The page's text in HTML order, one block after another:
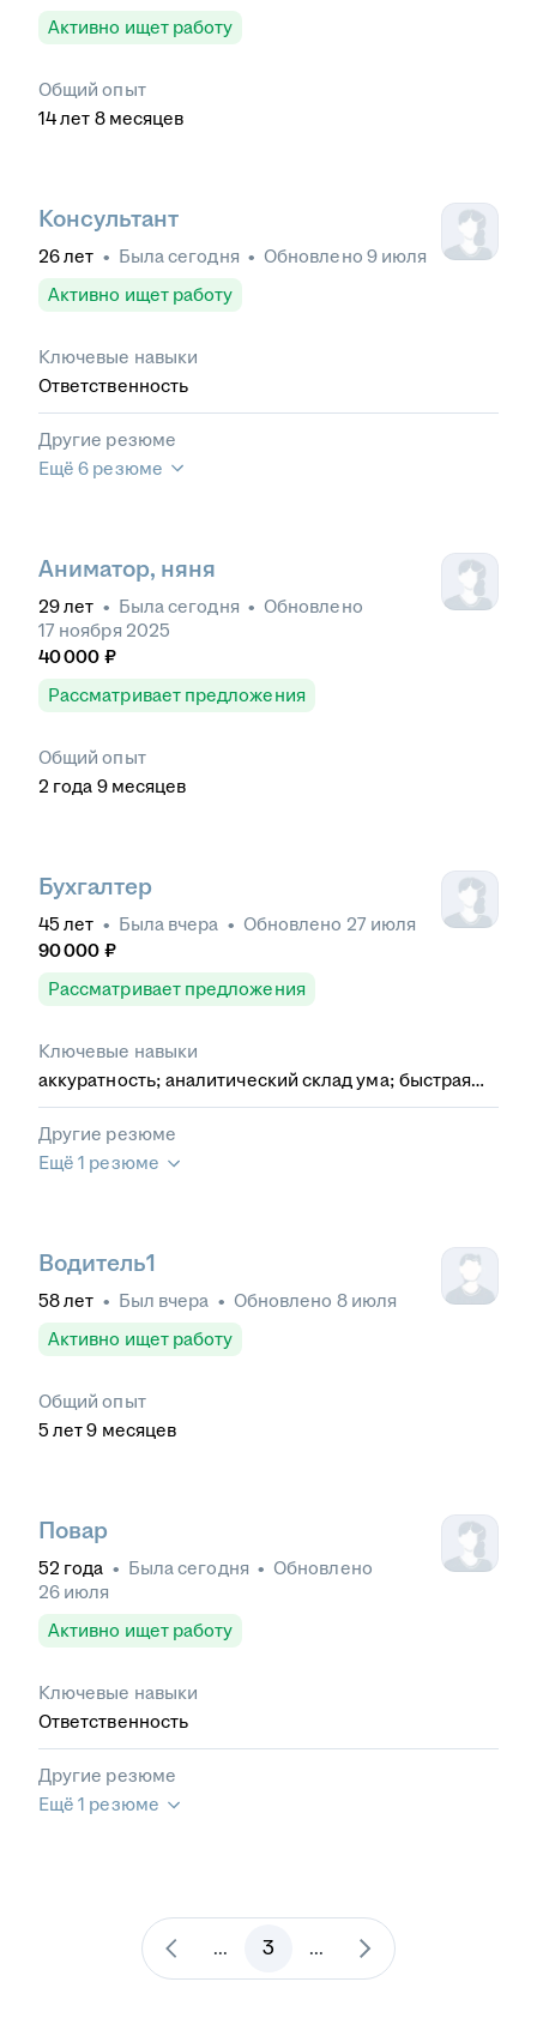
Активно ищет работу
Общий опыт
14лет 8 месяцев
Консультант
26лет • Быласегодня • Обновлено 9 июля
Активно ищет работу
Ключевые навыки
Ответственность
Другие резюме
Ещё 6 резюме
Аниматор, няня
29лет • Быласегодня • Обновлено
17 ноября 2025
40 000 ₽
Рассматривает предложения
Общий опыт
2 года 9 месяцев
Бухгалтер
45 лет • Была вчера • Обновлено 27 июля
90 000 ₽
Рассматривает предложения
Ключевые навыки
аккуратность; аналитический склад ума; быстрая
обучаемость; внимательность; исполнительность.
Другие резюме
Ещё 1 резюме
Водитель1
58лет • Был вчера • Обновлено 8 июля
Активно ищет работу
Общий опыт
5 лет 9 месяцев
Повар
52 года • Быласегодня • Обновлено
26 июля
Активно ищет работу
Ключевые навыки
Ответственность
Другие резюме
Ещё 1 резюме
... 3 ...